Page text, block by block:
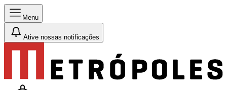
Menu
Ative nossas notificações